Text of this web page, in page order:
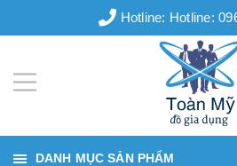
Hotline: Hotline:
DANH MỤC SẢN PHẨM